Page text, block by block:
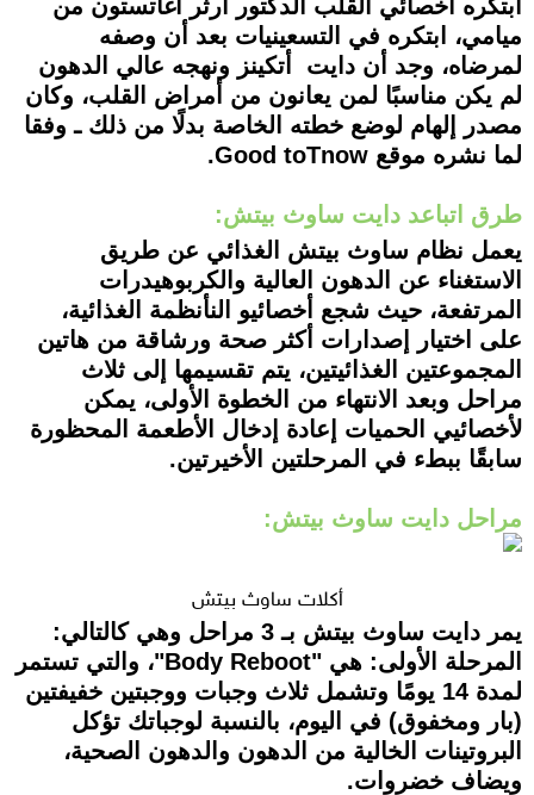
ابتكره أخصائي القلب الدكتور آرثر أغاتستون من
ميامي، ابتكره في التسعينيات بعد أن وصفه
لمرضاه، وجد أن دايت أتكينز ونهجه عالي الدهون
لم يكن مناسبًا لمن يعانون من أمراض القلب، وكان
مصدر إلهام لوضع خطته الخاصة بدلًا من ذلك ـ وفقا
لما نشره موقع Good toTnow.
طرق اتباعد دايت ساوث بيتش:
يعمل نظام ساوث بيتش الغذائي عن طريق
الاستغناء عن الدهون العالية والكربوهيدرات
المرتفعة، حيث شجع أخصائيو النأنظمة الغذائية،
على اختيار إصدارات أكثر صحة ورشاقة من هاتين
المجموعتين الغذائيتين، يتم تقسيمها إلى ثلاث
مراحل وبعد الانتهاء من الخطوة الأولى، يمكن
لأخصائيي الحميات إعادة إدخال الأطعمة المحظورة
سابقًا ببطء في المرحلتين الأخيرتين.
مراحل دايت ساوث بيتش:
أكلات ساوث بيتش
يمر دايت ساوث بيتش بـ 3 مراحل وهي كالتالي:
المرحلة الأولى: هي "Body Reboot"، والتي تستمر
لمدة 14 يومًا وتشمل ثلاث وجبات ووجبتين خفيفتين
(بار ومخفوق) في اليوم، بالنسبة لوجباتك تؤكل
البروتينات الخالية من الدهون والدهون الصحية،
ويضاف خضروات.